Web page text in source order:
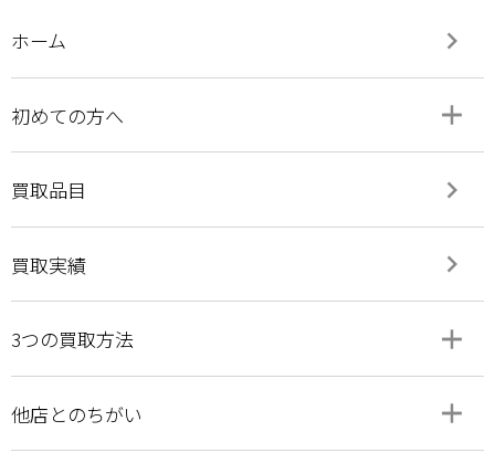
ホーム keyboard_arrow_right
初めての方へ add
remove
買取品目 keyboard_arrow_right
買取実績 keyboard_arrow_right
3つの買取方法 add
remove
他店とのちがい add
remove